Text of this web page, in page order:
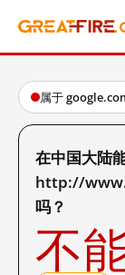
属于
在中国大陆
http://
吗？
不能